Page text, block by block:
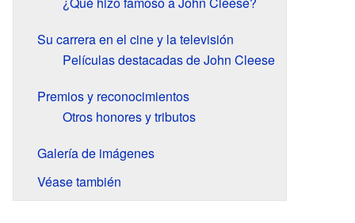
Su carrera en el cine y la televisión
Películas destacadas de John Cleese
Premios y reconocimientos
Otros honores y tributos
Galería de imágenes
Véase también